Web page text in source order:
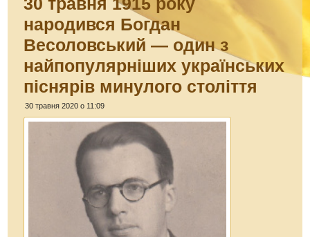
народився Богдан
Весоловський — один з
найпопулярніших українських
піснярів минулого століття
30 травня 2020 о 11:09